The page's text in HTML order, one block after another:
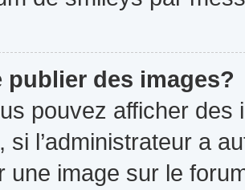
publier des images?
pouvez afficher
si l’administrateur a
une image sur le